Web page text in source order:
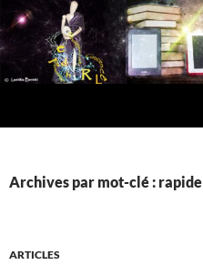
Aller
au
contenu
Archives par mot-clé : rapide
ARTICLES